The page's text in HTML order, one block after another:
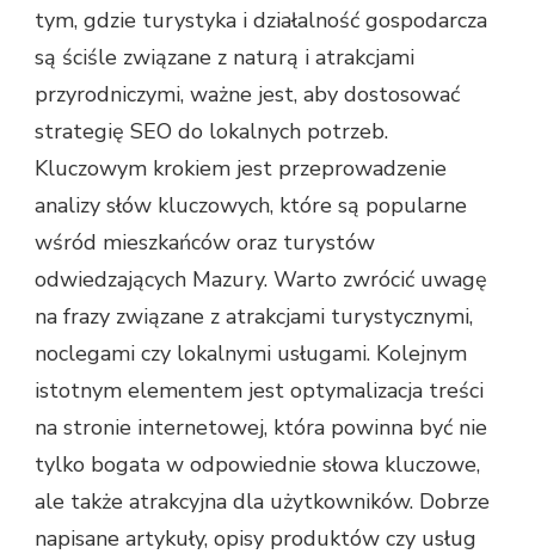
tym, gdzie turystyka i działalność gospodarcza
są ściśle związane z naturą i atrakcjami
przyrodniczymi, ważne jest, aby dostosować
strategię SEO do lokalnych potrzeb.
Kluczowym krokiem jest przeprowadzenie
analizy słów kluczowych, które są popularne
wśród mieszkańców oraz turystów
odwiedzających Mazury. Warto zwrócić uwagę
na frazy związane z atrakcjami turystycznymi,
noclegami czy lokalnymi usługami. Kolejnym
istotnym elementem jest optymalizacja treści
na stronie internetowej, która powinna być nie
tylko bogata w odpowiednie słowa kluczowe,
ale także atrakcyjna dla użytkowników. Dobrze
napisane artykuły, opisy produktów czy usług